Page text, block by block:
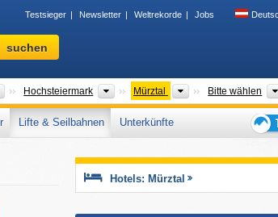
Testsieger Newsletter Weltrekorde Jobs
Skigebiet,
suchen
Bundesländer
Hochsteiermark Tourismusregionen
Mürztal Bitte wählen
Bitte wählen
Lifte & Seilbahnen
Unterkünfte
für
Hotels: Mürztal